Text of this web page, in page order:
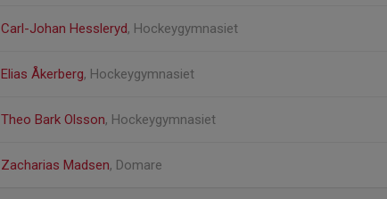
Carl-Johan Hessleryd, Hockeygymnasiet
Elias Åkerberg, Hockeygymnasiet
Theo Bark Olsson, Hockeygymnasiet
Zacharias Madsen, Domare